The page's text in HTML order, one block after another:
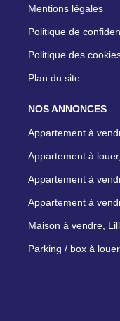
Mentions légales
Politique de
Politique des
Plan du site
NOS ANNONCES
Appartement à
Appartement à
Appartement à
Appartement à
Maison à vendre,
Parking / box à